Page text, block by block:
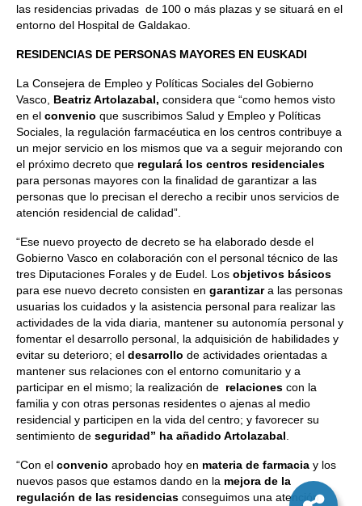
las residencias privadas de 100 o más plazas y se situará en el
entorno del Hospital de Galdakao.
RESIDENCIAS DE PERSONAS MAYORES EN EUSKADI
La Consejera de Empleo y Políticas Sociales del Gobierno
Vasco, Beatriz Artolazabal, considera que “como hemos visto
en el convenio que suscribimos Salud y Empleo y Políticas
Sociales, la regulación farmacéutica en los centros contribuye a
un mejor servicio en los mismos que va a seguir mejorando con
el próximo decreto que regulará los centros residenciales
para personas mayores con la finalidad de garantizar a las
personas que lo precisan el derecho a recibir unos servicios de
atención residencial de calidad”.
“Ese nuevo proyecto de decreto se ha elaborado desde el
Gobierno Vasco en colaboración con el personal técnico de las
tres Diputaciones Forales y de Eudel. Los objetivos básicos
para ese nuevo decreto consisten en garantizara las personas
usuarias los cuidados y la asistencia personal para realizar las
actividades de la vida diaria, mantener su autonomía personal y
fomentar el desarrollo personal, la adquisición de habilidades y
evitar su deterioro; el desarrollo de actividades orientadas a
mantener sus relaciones con el entorno comunitario y a
participar en el mismo; la realización de relaciones con la
familia y con otras personas residentes o ajenas al medio
residencial y participen en la vida del centro; y favorecer su
sentimiento de seguridad” ha añadido Artolazabal
“Con el convenio aprobado hoy en materia de farmacia y los
nuevos pasos que estamos dando en la mejora de la
regulación de las residencias conseguimos una atención